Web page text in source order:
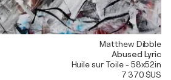
Matthew Dibble
Abused Lyric
Huile sur Toile - 58x52in
7 370 $US